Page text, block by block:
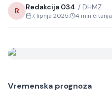
Sport
R Redakcija 034 / DHMZ
7. lipnja 2025. 4 min čitanja
Vremenska prognoza